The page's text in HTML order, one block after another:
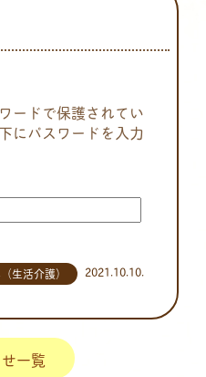
ードで保護されてい
にパスワードを入力
2021.10.10.
生活介護）
一覧